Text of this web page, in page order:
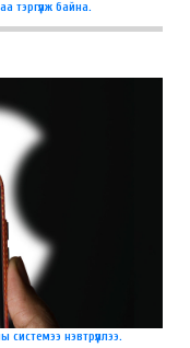
тэргүүлж байна.
нэвтрүүллээ.